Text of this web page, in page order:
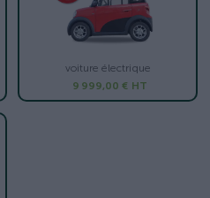
voiture électrique
9 999,00 € HT